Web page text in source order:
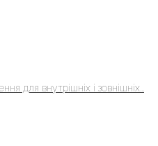
для внутрішніх і зовнішніх...